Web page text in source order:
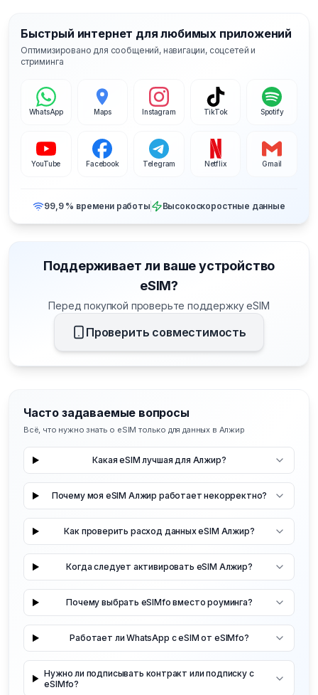
Быстрый интернет для любимых приложений
Оптимизировано для сообщений, навигации, соцсетей и
стриминга
WhatsApp Maps Instagram TikTok Spotify
YouTube Facebook Telegram Netflix Gmail
99,9 % времени работы Высокоскоростные данные
Поддерживает ли ваше устройство
eSIM?
Перед покупкой проверьте поддержку eSIM
Проверить совместимость
Часто задаваемые вопросы
Всё, что нужно знать о eSIM только для данных в Алжир
Какая eSIM лучшая для Алжир?
Почему моя eSIM Алжир работает некорректно?
Как проверить расход данных eSIM Алжир?
Когда следует активировать eSIM Алжир?
Почему выбрать eSIMfo вместо роуминга?
Работает ли WhatsApp с eSIM от eSIMfo?
Нужно ли подписывать контракт или подписку с
eSIMfo?